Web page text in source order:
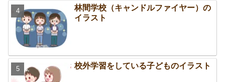
林間学校（キャンドルファイヤー）の
イラスト
校外学習をしている子どものイラスト